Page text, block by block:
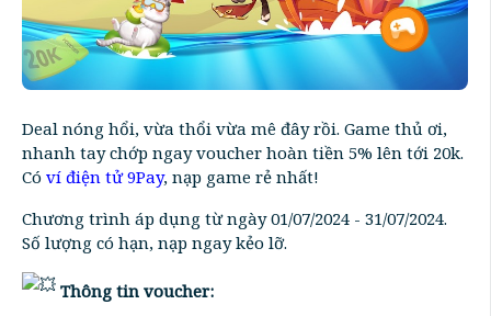
Deal nóng hổi, vừa thổi vừa mê đây rồi. Game thủ ơi,
nhanh tay chớp ngay voucher hoàn tiền 5% lên tới 20k.
Có ví điện tử 9Pay, nạp game rẻ nhất!
Chương trình áp dụng từ ngày 01/07/2024 - 31/07/2024.
Số lượng có hạn, nạp ngay kẻo lỡ.
Thông tin voucher: